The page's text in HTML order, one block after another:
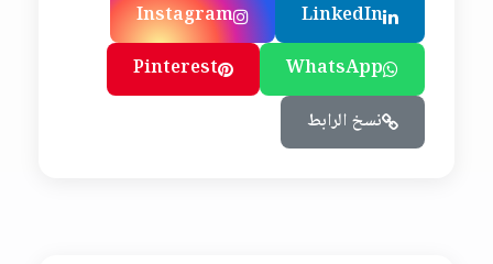
LinkedIn
Instagram
WhatsApp
Pinterest
نسخ الرابط